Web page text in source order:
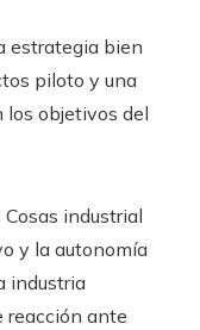
estrategia bien
piloto y una
los objetivos del
industrial
y la autonomía
industria
reacción ante